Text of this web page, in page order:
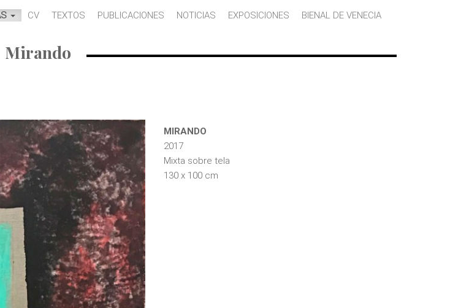
CV TEXTOS PUBLICACIONES NOTICIAS EXPOSICIONES BIENAL DE VENECIA
Mirando
MIRANDO
2017
Mixta sobre tela
130 x 100 cm